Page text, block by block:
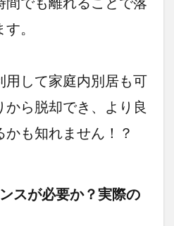
。
用して家庭内別居も可
ら脱却でき、より良
も知れません！？
スが必要か？実際の